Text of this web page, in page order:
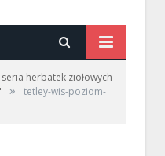
herbatek ziołowych
»
tetley-wis-poziom-